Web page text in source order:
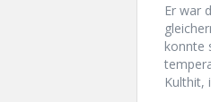
Er war
konnte
Kulthit,